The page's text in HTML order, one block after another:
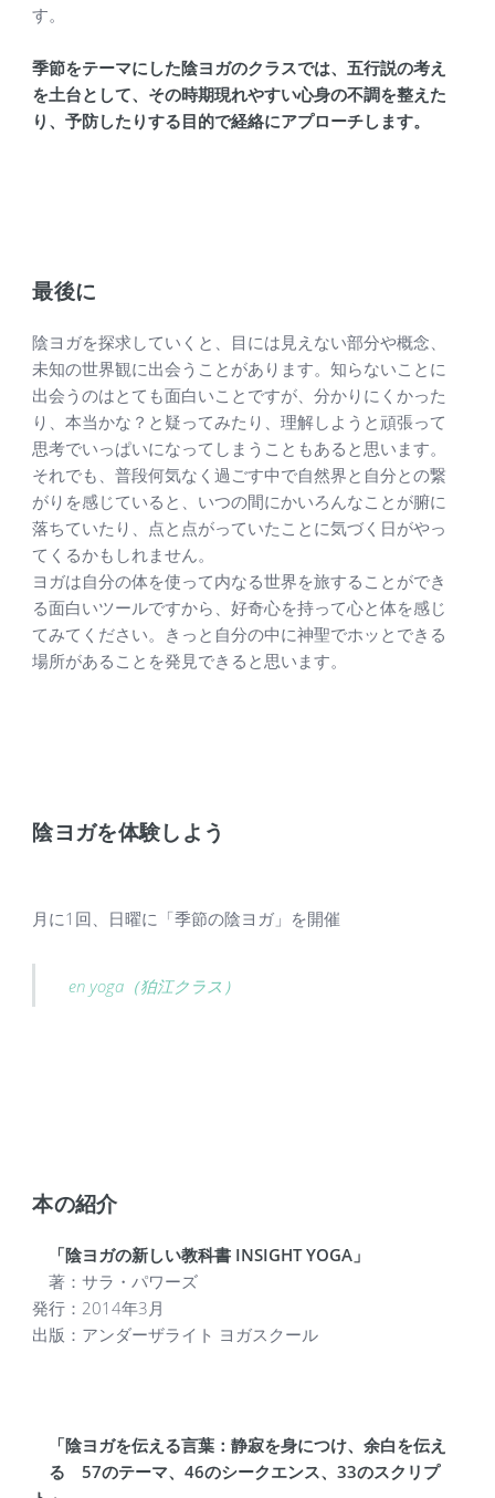
す。
季節をテーマにした陰ヨガのクラスでは、五行説の考え
を土台として、その時期現れやすい心身の不調を整えた
り、予防したりする目的で経絡にアプローチします。
最後に
陰ヨガを探求していくと、目には見えない部分や概念、
未知の世界観に出会うことがあります。知らないことに
出会うのはとても面白いことですが、分かりにくかった
り、本当かな？と疑ってみたり、理解しようと頑張って
思考でいっぱいになってしまうこともあると思います。
それでも、普段何気なく過ごす中で自然界と自分との繋
がりを感じていると、いつの間にかいろんなことが腑に
落ちていたり、点と点がっていたことに気づく日がやっ
てくるかもしれません。
ヨガは自分の体を使って内なる世界を旅することができ
る面白いツールですから、好奇心を持って心と体を感じ
てみてください。きっと自分の中に神聖でホッとできる
場所があることを発見できると思います。
陰ヨガを体験しよう
月に1回、日曜に「季節の陰ヨガ」を開催
en yoga（狛江クラス）
本の紹介
「陰ヨガの新しい教科書 INSIGHT YOGA」
著：サラ・パワーズ
発行：2014年3月
出版：アンダーザライト ヨガスクール
「陰ヨガを伝える言葉：静寂を身につけ、余白を伝え
る 57のテーマ、46のシークエンス、33のスクリプ